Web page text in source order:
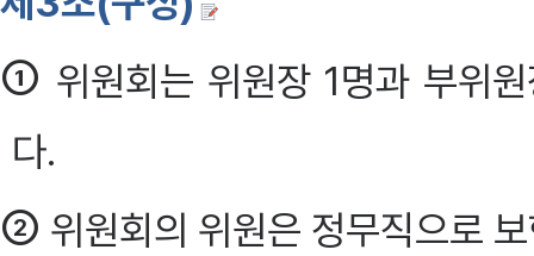
① 위원회는 위원장 1명과 부위
다.
② 위원회의 위원은 정무직으로